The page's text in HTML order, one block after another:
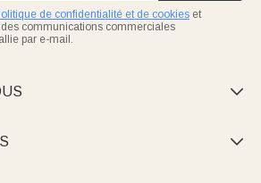
de confidentialité et de cookies et
des communications commerciales
par e-mail.

